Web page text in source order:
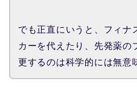
でも正直にいうと、フィナ
カーを代えたり、先発薬の
更するのは科学的には無意